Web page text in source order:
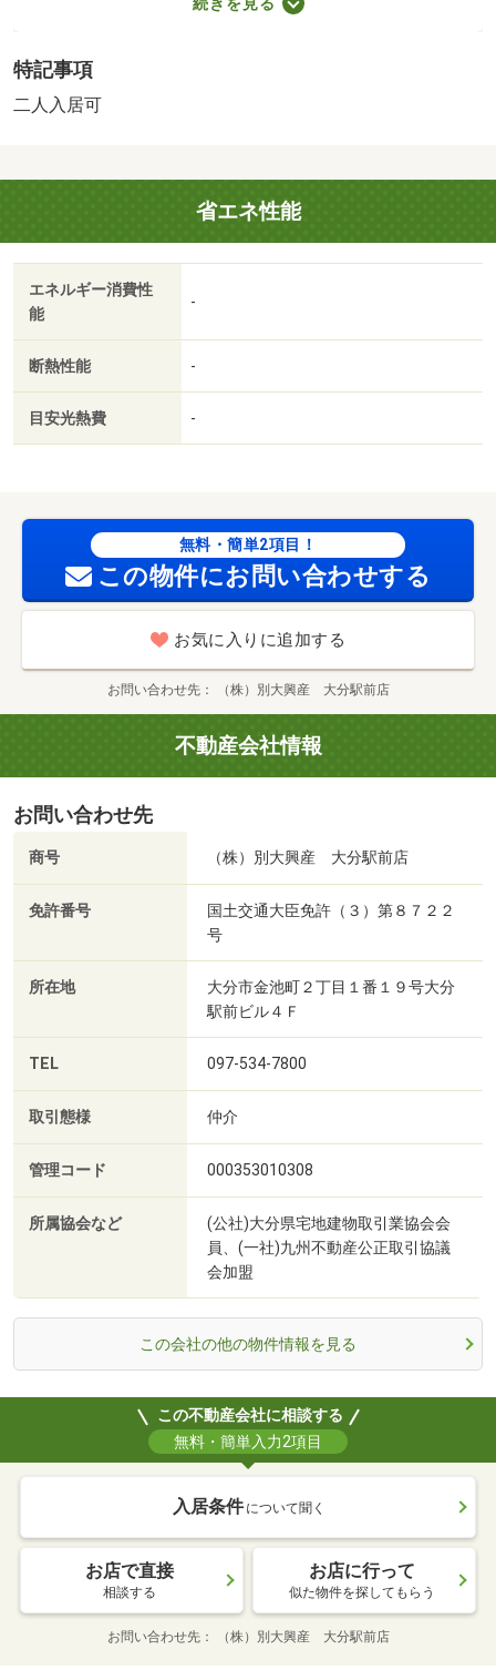
充実☆オートロック！宅配ボックス！追い炊き機能付き♪
ン！防犯カメラ・オートロック・追焚機能・温水洗浄便
座・エアコン等設備充実！
特記事項
二人入居可
省エネ性能
エネルギー消費性
能
-
断熱性能 -
目安光熱費 -
無料・簡単2項目！
この物件にお問い合わせする
お気に入りに追加する
お問い合わせ先 （株）別大興産 大分駅前店
不動産会社情報
お問い合わせ先
商号 （株）別大興産 大分駅前店
免許番号
国土交通大臣免許（３）第８７２２
号
所在地
大分市金池町２丁目１番１９号大分
駅前ビル４Ｆ
TEL 097-534-7800
取引態様 仲介
管理コード 000353010308
所属協会など
(公社)大分県宅地建物取引業協会会
員、(一社)九州不動産公正取引協議
会加盟
この会社の他の物件情報を見る
この不動産会社に相談する
無料・簡単入力2項目
入居条件 について聞く
お店で直接
相談する
お店に行って
似た物件を探してもらう
お問い合わせ先 （株）別大興産 大分駅前店